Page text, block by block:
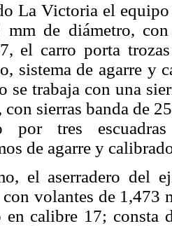
La Victoria el
mm de diámetro,
el carro porta
sistema de agarre y
se trabaja con una
con sierras banda de
por tres
de agarre y
el aserradero del
volantes de 1,473
en calibre 17; consta